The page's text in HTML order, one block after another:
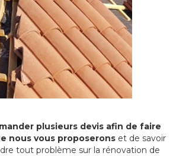
plusieurs devis afin de faire
nous vous proposerons et de savoir
tout problème sur la rénovation de